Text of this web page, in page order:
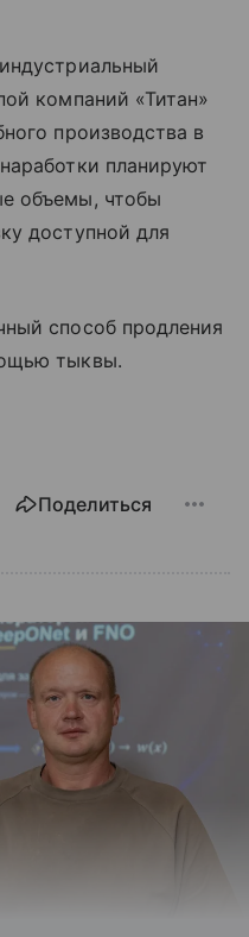
компаний «Титан»
производства в
планируют
объемы, чтобы
доступной для
способ продления
тыквы.
Поделиться